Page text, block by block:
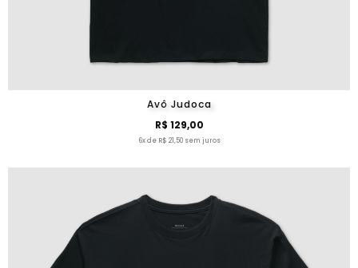
Avô Judoca
R$ 129,00
6x de R$ 21,50 sem juros